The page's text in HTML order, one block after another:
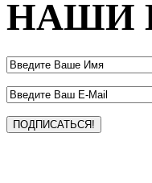
НАШИ